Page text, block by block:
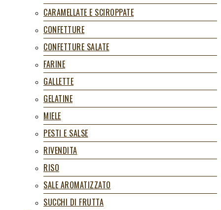
CARAMELLATE E SCIROPPATE
CONFETTURE
CONFETTURE SALATE
FARINE
GALLETTE
GELATINE
MIELE
PESTI E SALSE
RIVENDITA
RISO
SALE AROMATIZZATO
SUCCHI DI FRUTTA